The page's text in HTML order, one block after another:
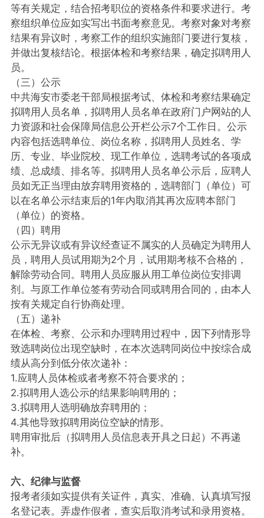
等有关规定，结合招考职位的资格条件和要求进行。考
察组织单位应如实写出书面考察意见。考察对象对考察
结果有异议时，考察工作的组织实施部门要进行复核，
并做出复核结论。根据体检和考察结果，确定拟聘用人
员。
（三）公示
中共海安市委老干部局根据考试、体检和考察结果确定
拟聘用人员名单，拟聘用人员名单在政府门户网站的人
力资源和社会保障局信息公开栏公示7个工作日。公示
内容包括选聘单位、岗位名称，拟聘用人员姓名、学
历、专业、毕业院校、现工作单位，选聘考试的各项成
绩、总成绩、排名等。拟聘用人员名单公示后，应聘人
员如无正当理由放弃聘用资格的，选聘部门（单位）可
以在名单公示结束后的1年内取消其再次应聘本部门
（单位）的资格。
（四）聘用
公示无异议或有异议经查证不属实的人员确定为聘用人
员，聘用人员试用期为2个月，试用期考核不合格的，
解除劳动合同。聘用人员应服从用工单位岗位安排调
剂。与原工作单位签有劳动合同或聘用合同的，由本人
按有关规定自行协商处理。
（五）递补
在体检、考察、公示和办理聘用过程中，因下列情形导
致选聘岗位出现空缺时，在本次选聘同岗位中按综合成
绩从高分到低分依次递补：
1.应聘人员体检或者考察不符合要求的；
2.拟聘用人选公示的结果影响聘用的；
3.拟聘用人选明确放弃聘用的；
4.其他导致拟聘用岗位空缺的情形。
聘用审批后（拟聘用人员信息表开具之日起）不再递
补。
六、纪律与监督
报考者须如实提供有关证件，真实、准确、认真填写报
名登记表。弄虚作假者，查实后取消考试和录用资格。